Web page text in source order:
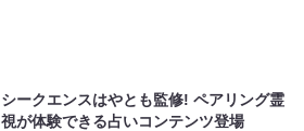
シークエンスはやとも監修! ペアリング霊
視が体験できる占いコンテンツ登場